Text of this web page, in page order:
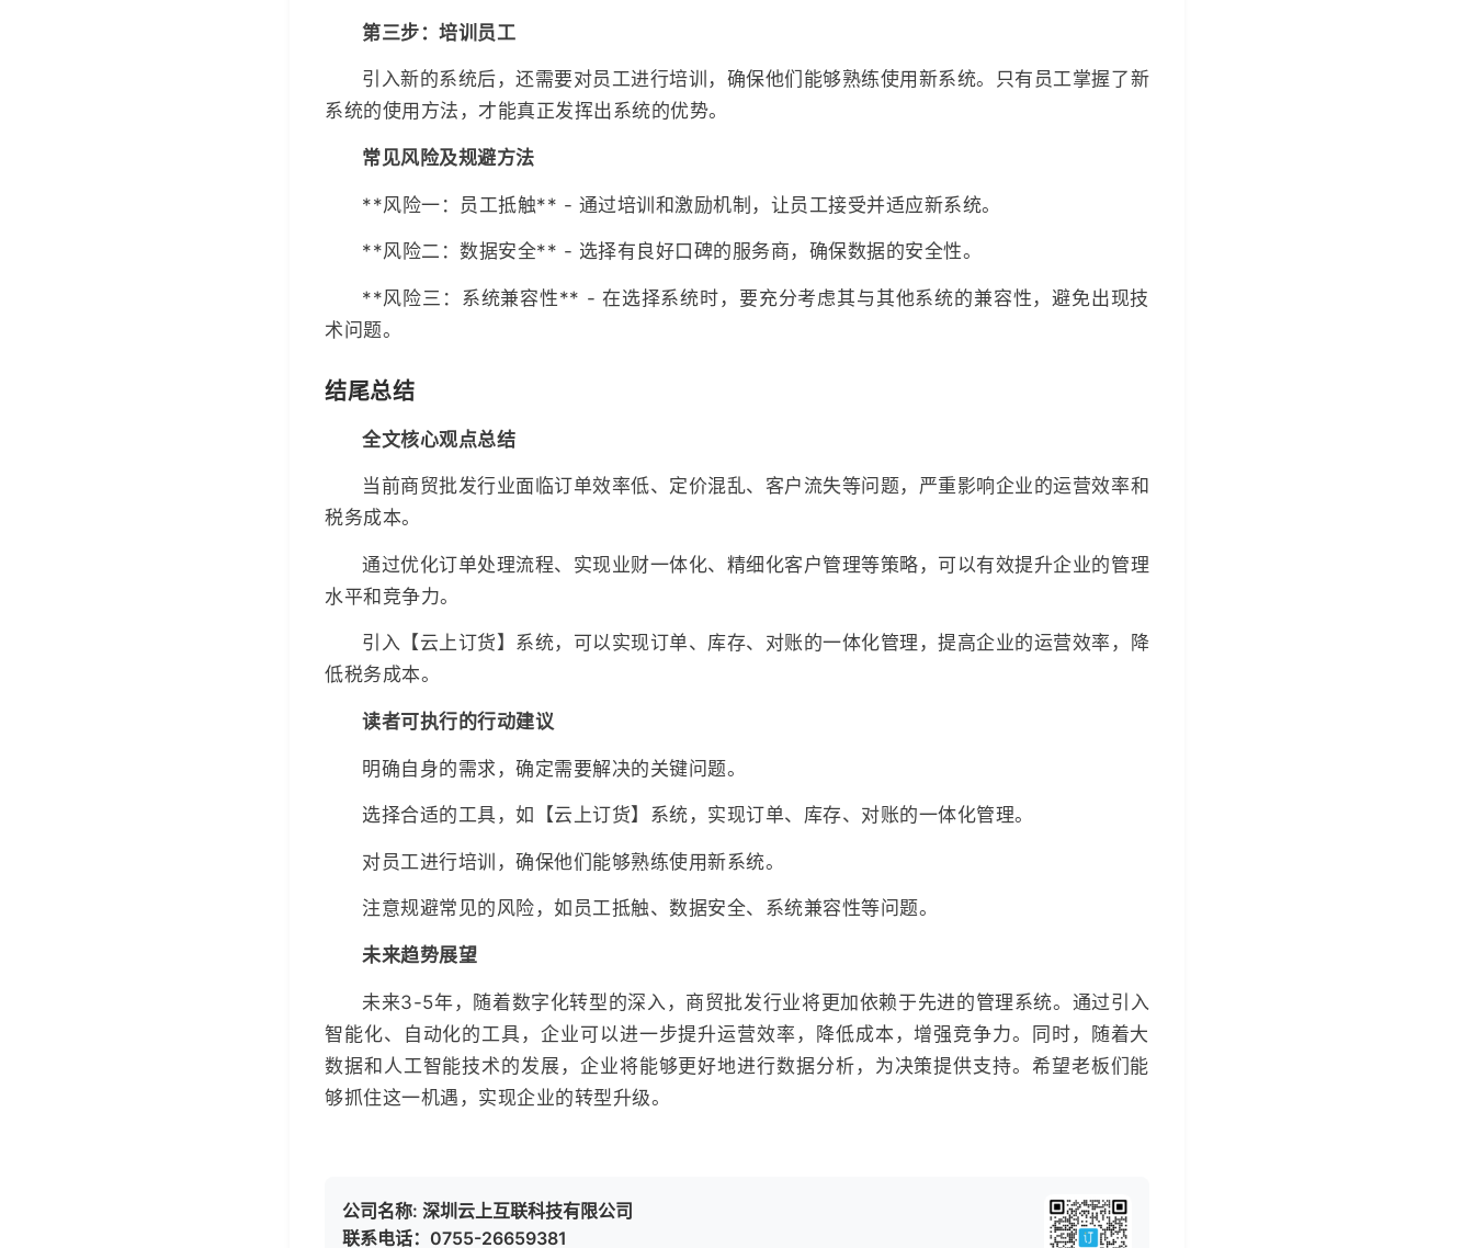
第三步：培训员工
引入新的系统后，还需要对员工进行培训，确保他们能够熟练使用新系统。只有员工掌握了新
系统的使用方法，才能真正发挥出系统的优势。
常见风险及规避方法
**风险一：员工抵触** - 通过培训和激励机制，让员工接受并适应新系统。
**风险二：数据安全** - 选择有良好口碑的服务商，确保数据的安全性。
**风险三：系统兼容性** - 在选择系统时，要充分考虑其与其他系统的兼容性，避免出现技
术问题。
结尾总结
全文核心观点总结
当前商贸批发行业面临订单效率低、定价混乱、客户流失等问题，严重影响企业的运营效率和
税务成本。
通过优化订单处理流程、实现业财一体化、精细化客户管理等策略，可以有效提升企业的管理
水平和竞争力。
引入【云上订货】系统，可以实现订单、库存、对账的一体化管理，提高企业的运营效率，降
低税务成本。
读者可执行的行动建议
明确自身的需求，确定需要解决的关键问题。
选择合适的工具，如【云上订货】系统，实现订单、库存、对账的一体化管理。
对员工进行培训，确保他们能够熟练使用新系统。
注意规避常见的风险，如员工抵触、数据安全、系统兼容性等问题。
未来趋势展望
未来3-5年，随着数字化转型的深入，商贸批发行业将更加依赖于先进的管理系统。通过引入
智能化、自动化的工具，企业可以进一步提升运营效率，降低成本，增强竞争力。同时，随着大
数据和人工智能技术的发展，企业将能够更好地进行数据分析，为决策提供支持。希望老板们能
够抓住这一机遇，实现企业的转型升级。
公司名称: 深圳云上互联科技有限公司
联系电话：0755-26659381